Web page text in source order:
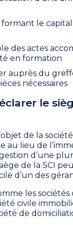
le
des actes
en formation
auprès du
nécessaires
le
de la
au lieu de
gestion d’une
de la SCI
d’un des
les sociétés
civile
de